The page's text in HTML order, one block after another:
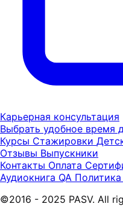
Карьерная консультация
Выбрать удобное время
Курсы Стажировки
Отзывы Выпускники
Контакты Оплата
Аудиокнига QA
©2016 - 2025 PASV. All